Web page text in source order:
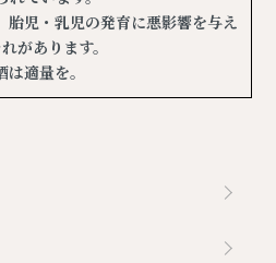
胎児・乳児の発育に悪影響を与え
があります。
は適量を。